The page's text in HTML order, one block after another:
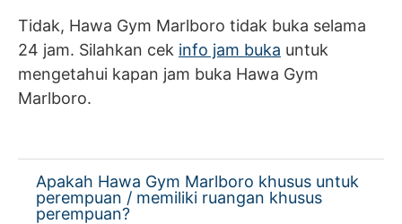
Tidak, Hawa Gym Marlboro tidak buka selama
24 jam. Silahkan cek info jam buka untuk
mengetahui kapan jam buka Hawa Gym
Marlboro.
Apakah Hawa Gym Marlboro khusus untuk
perempuan / memiliki ruangan khusus
perempuan?